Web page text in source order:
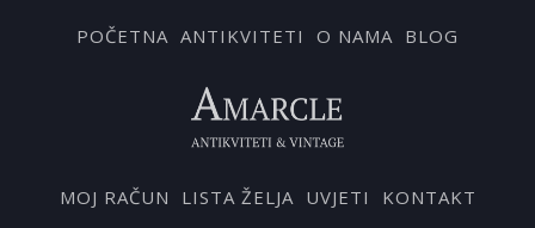
POČETNA ANTIKVITETI O NAMA BLOG
MOJ RAČUN LISTA ŽELJA UVJETI KONTAKT